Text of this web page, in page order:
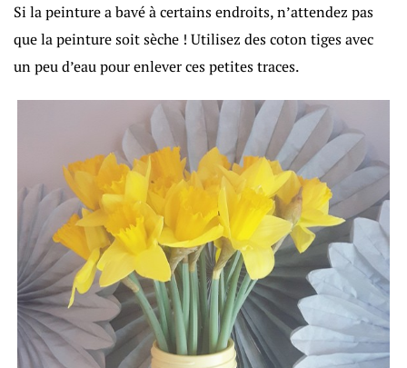
Si la peinture a bavé à certains endroits, n’attendez pas
que la peinture soit sèche ! Utilisez des coton tiges avec
un peu d’eau pour enlever ces petites traces.